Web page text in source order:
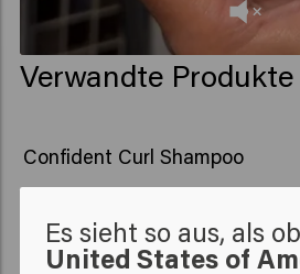
Verwandte Produkte
Confident Curl Shampoo
4.9
New content loaded
Es sieht so aus, als
United States of